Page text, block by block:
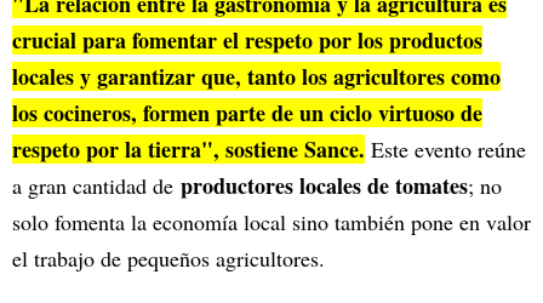
crucial para fomentar el respeto por los productos
locales y garantizar que, tanto los agricultores como
los cocineros, formen parte de un ciclo virtuoso de
respeto por la tierra", sostiene Sance. Este evento reúne
a gran cantidad de productores locales de tomates; no
solo fomenta la economía local sino también pone en valor
el trabajo de pequeños agricultores.